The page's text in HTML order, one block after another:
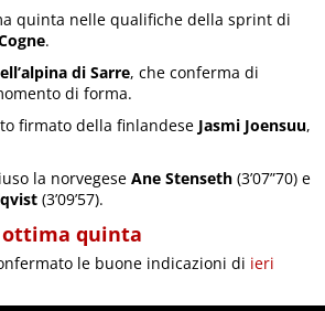
quinta nelle qualifiche della sprint di
.
di Sarre, che conferma di
di forma.
firmato della finlandese Jasmi Joensuu,
la norvegeseAne Stenseth (3’07”70) e
(3’09’57).
ottima quinta
le buone indicazioni di ieri